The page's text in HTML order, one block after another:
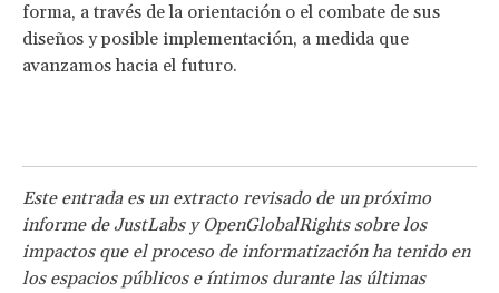
forma, a través de la orientación o el combate de sus
diseños y posible implementación, a medida que
avanzamos hacia el futuro.
Este entrada es un extracto revisado de un próximo
informe de JustLabs y OpenGlobalRights sobre los
impactos que el proceso de informatización ha tenido en
los espacios públicos e íntimos durante las últimas